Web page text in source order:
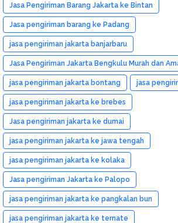
Jasa Pengiriman Barang Jakarta ke Bintan
Jasa pengiriman barang ke Padang
jasa pengiriman jakarta banjarbaru
Jasa Pengiriman Jakarta Bengkulu Murah dan
jasa pengiriman jakarta bontang jasa
jasa pengiriman jakarta ke brebes
Jasa pengiriman jakarta ke dumai
jasa pengiriman jakarta ke jawa tengah
jasa pengiriman jakarta ke kolaka
Jasa pengiriman Jakarta ke Palopo
jasa pengiriman jakarta ke pangkalan bun
jasa pengiriman jakarta ke ternate